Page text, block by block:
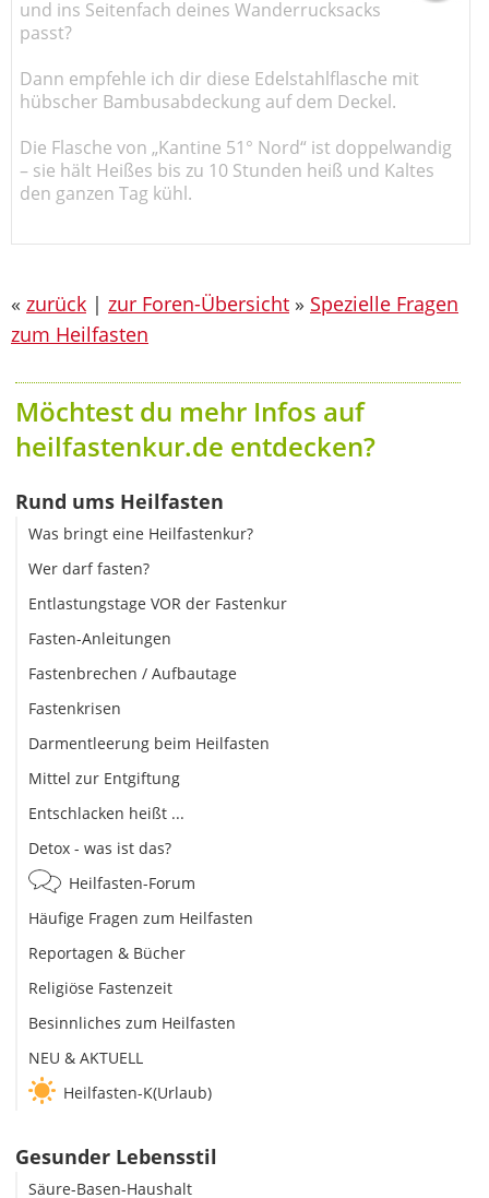
und ins Seitenfach deines Wanderrucksacks
passt?
Dann empfehle ich dir diese Edelstahlflasche mit
hübscher Bambusabdeckung auf dem Deckel.
Die Flasche von „Kantine 51° Nord“ ist doppelwandig
– sie hält Heißes bis zu 10 Stunden heiß und Kaltes
den ganzen Tag kühl.
« zurück | zur Foren-Übersicht » Spezielle Fragen
zum Heilfasten
Möchtest du mehr Infos auf
heilfastenkur.de entdecken?
Rund ums Heilfasten
Was bringt eine Heilfastenkur?
Wer darf fasten?
Entlastungstage VOR der Fastenkur
Fasten-Anleitungen
Fastenbrechen / Aufbautage
Fastenkrisen
Darmentleerung beim Heilfasten
Mittel zur Entgiftung
Entschlacken heißt ...
Detox - was ist das?
Heilfasten-Forum
Häufige Fragen zum Heilfasten
Reportagen & Bücher
Religiöse Fastenzeit
Besinnliches zum Heilfasten
NEU & AKTUELL
Heilfasten-K(Urlaub)
Gesunder Lebensstil
Säure-Basen-Haushalt